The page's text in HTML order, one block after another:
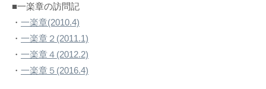
■一楽章の訪問記
・ 一楽章(2010.4)
・ 一楽章２(2011.1)
・ 一楽章４(2012.2)
・ 一楽章５(2016.4)